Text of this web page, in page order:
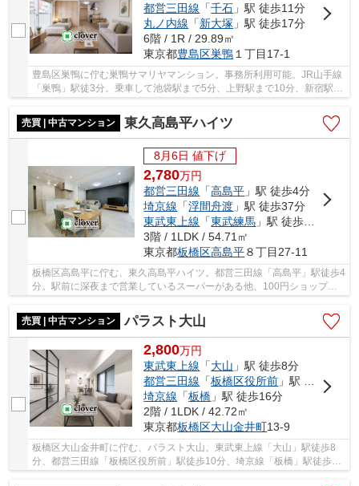
都営三田線 「千石 」駅 徒歩11分
丸ノ内線 「新大塚 」駅 徒歩17分
6階 / 1R / 29.89㎡
東京都豊島区巣鴨 １丁目17-1
豊島区巣鴨に佇む巣鴨サマリヤマンション。事務所利用可能。JR山手線
「巣鴨」駅徒3分。乗車して池袋駅まで5分、上野駅まで10分、新宿駅ま
で15分、東京駅まで20分。事務所利用可能。駅...
売買 | 中古マンション
東久高島平ハイツ
8月6日 値下げ
2,780万円
都営三田線 「高島平 」駅 徒歩4分
埼京線 「浮間舟渡 」駅 徒歩37分
東武東上線 「東武練馬 」駅 徒歩38分
3階 / 1LDK / 54.71㎡
東京都板橋区高島平８丁目27-11
板橋区高島平に佇む、東久高島平ハイツ。都営三田線「高島平」駅徒歩4
分。駅前に深夜まで営業しているスーパーがある他、100円ショップや
売買 | 中古マンション
パラスト大山
2,800万円
東武東上線 「大山 」駅 徒歩8分
都営三田線 「板橋区役所前 」駅 徒歩11分
埼京線 「板橋 」駅 徒歩16分
2階 / 1LDK / 42.72㎡
東京都板橋区大山金井町13-9
板橋区大山金井町に佇む、パラスト大山。東武東上線「大山」駅徒歩8
分、都営三田線「板橋区役所前」駅徒歩10分、埼京線「板橋」駅徒歩14